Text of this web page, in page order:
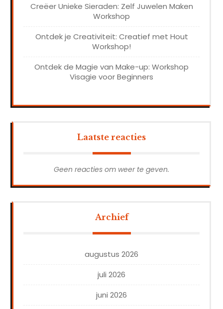
Creëer Unieke Sieraden: Zelf Juwelen Maken
Workshop
Ontdek je Creativiteit: Creatief met Hout
Workshop!
Ontdek de Magie van Make-up: Workshop
Visagie voor Beginners
Laatste reacties
Geen reacties om weer te geven.
Archief
augustus 2026
juli 2026
juni 2026